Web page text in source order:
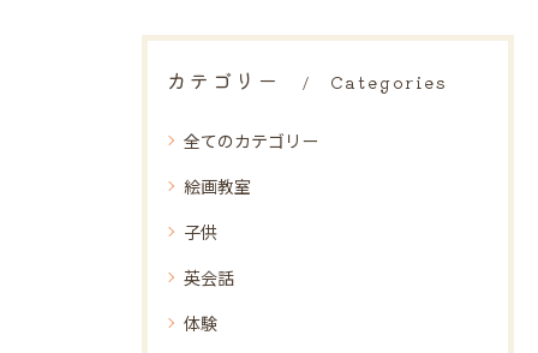
カテゴリー Categories
全てのカテゴリー
絵画教室
子供
英会話
体験